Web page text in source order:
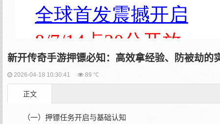
新开传奇手游押镖必知：高效拿经验、防被劫的
2026-04-18 10:30:41 89 ℃
正文
（一）押镖任务开启与基础认知